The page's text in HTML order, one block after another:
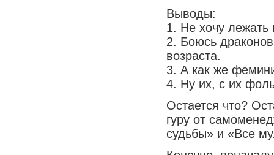
Выводы:
1. Не хочу лежать
2. Боюсь
возраста.
3. А как же
4. Ну их, с их
Остается что?
гуру от
судьбы» и «Все